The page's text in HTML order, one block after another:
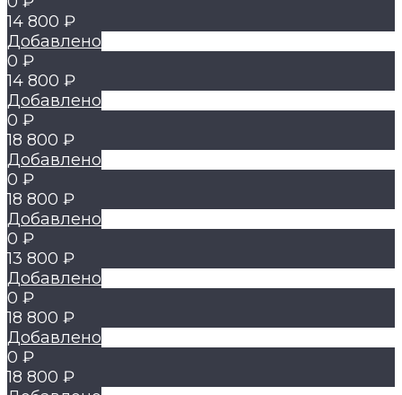
14 800 ₽
Добавлено
0 ₽
14 800 ₽
Добавлено
0 ₽
18 800 ₽
Добавлено
0 ₽
18 800 ₽
Добавлено
0 ₽
13 800 ₽
Добавлено
0 ₽
18 800 ₽
Добавлено
0 ₽
18 800 ₽